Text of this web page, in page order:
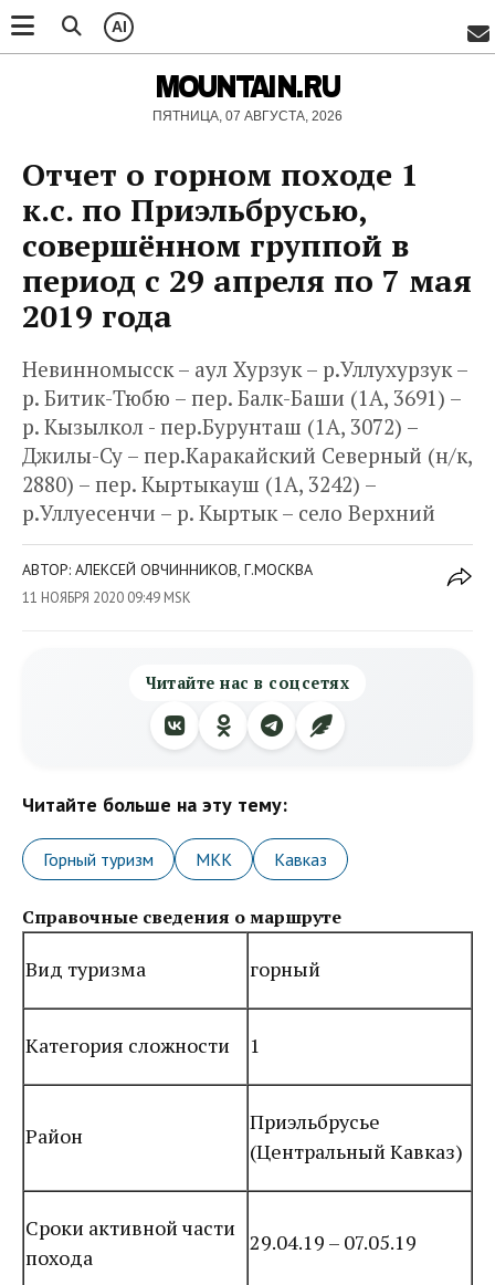
AI
MOUNTAIN.RU
ПЯТНИЦА, 07 АВГУСТА, 2026
Отчет о горном походе 1
к.с. по Приэльбрусью,
совершённом группой в
период с 29 апреля по 7 мая
2019 года
Невинномысск – аул Хурзук – р.Уллухурзук –
р. Битик-Тюбю – пер. Балк-Баши (1А, 3691) –
р. Кызылкол - пер.Бурунташ (1А, 3072) –
Джилы-Су – пер.Каракайский Северный (н/к,
2880) – пер. Кыртыкауш (1А, 3242) –
р.Уллуесенчи – р. Кыртык – село Верхний
АВТОР: АЛЕКСЕЙ ОВЧИННИКОВ, Г.МОСКВА
11 НОЯБРЯ 2020 09:49 MSK
Читайте нас в соцсетях
Читайте больше на эту тему:
Горный туризм МКК Кавказ
Справочные сведения о маршруте
Вид туризма горный
Категория сложности 1
Район
Приэльбрусье
(Центральный Кавказ)
Сроки активной части
похода
29.04.19 – 07.05.19